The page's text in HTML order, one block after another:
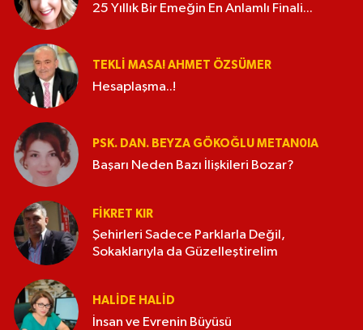
25 Yıllık Bir Emeğin En Anlamlı Finali...
TEKLI MASA! AHMET ÖZSÜMER
Hesaplaşma..!
PSK. DAN. BEYZA GÖKOĞLU METAN0IA
Başarı Neden Bazı İlişkileri Bozar?
FIKRET KIR
Şehirleri Sadece Parklarla Değil,
Sokaklarıyla da Güzelleştirelim
HALIDE HALID
İnsan ve Evrenin Büyüsü